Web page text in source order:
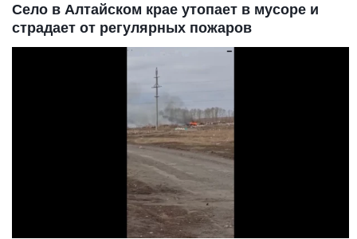
Село в Алтайском крае утопает в мусоре и
страдает от регулярных пожаров